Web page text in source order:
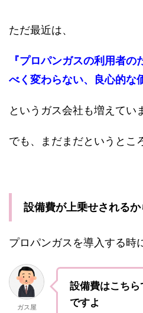
ただ最近は、
『プロパンガスの利用者
べく変わらない、良心的な
というガス会社も増えてい
でも、まだまだというとこ
設備費が上乗せされる
プロパンガスを導入する時
ガス屋
設備費はこち
ですよ